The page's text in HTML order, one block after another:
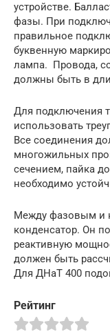
устройстве.
фазы. При
правильное
буквенную
лампа. Провода,
должны быть в
Для подключения
использовать
Все соединения
многожильных
сечением, пайка
необходимо
Между фазовым и
конденсатор. Он
реактивную
должен быть
Для ДНаТ 400
Рейтинг